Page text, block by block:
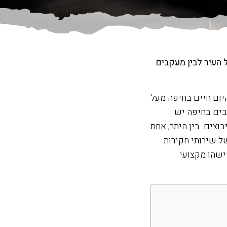
לבין מעקבים
חיים בחיפה מעל
בחיפה יש
בין היתר, אחת
שירותי חקירות
מקצועי